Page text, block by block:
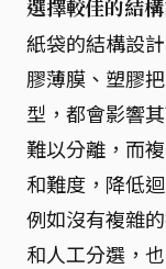
選擇較佳的結構
紙袋的結構設
膠薄膜、塑膠
型，都會影響
難以分離，而
和難度，降低
例如沒有複雜
和人工分選，